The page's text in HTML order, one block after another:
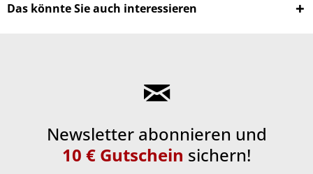
Das könnte Sie auch interessieren
Newsletter abonnieren und
10 € Gutschein sichern!